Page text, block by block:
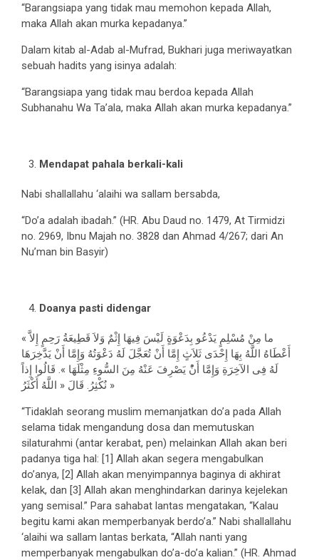
“Barangsiapa yang tidak mau memohon kepada Allah,
maka Allah akan murka kepadanya.”
Dalam kitab al-Adab al-Mufrad, Bukhari juga meriwayatkan
sebuah hadits yang isinya adalah:
“Barangsiapa yang tidak mau berdoa kepada Allah
Subhanahu Wa Ta’ala, maka Allah akan murka kepadanya.”
Mendapat pahala berkali-kali
Nabi shallallahu ‘alaihi wa sallam bersabda,
“Do’a adalah ibadah.” (HR. Abu Daud no. 1479, At Tirmidzi
no. 2969, Ibnu Majah no. 3828 dan Ahmad 4/267; dari An
Nu’man bin Basyir)
Doanya pasti didengar
« ما مِنْ مُسْلِمٍ يَدْعُو بِدَعْوَةٍ لَيْسَ فِيهَا إِثْمٌ وَلاَ قَطِيعَةُ رَحِمٍ إِلاَّ
أَعْطَاهُ اللَّهُ بِهَا إِحْدَى ثَلاَثٍ إِمَّا أَنْ تُعَجَّلَ لَهُ دَعْوَتُهُ وَإِمَّا أَنْ يَدَّخِرَهَا
لَهُ فِى الآخِرَةِ وَإِمَّا أَنُْ يَصْرِفَ عَنْهُ مِنَ السُّوءِ مِثْلَهَا ». قَالُوا إِذاً
نُكْثِرُ. قَالَ « اللَّهُ أَكْثَرُ »
“Tidaklah seorang muslim memanjatkan do’a pada Allah
selama tidak mengandung dosa dan memutuskan
silaturahmi (antar kerabat, pen) melainkan Allah akan beri
padanya tiga hal: [1] Allah akan segera mengabulkan
do’anya, [2] Allah akan menyimpannya baginya di akhirat
kelak, dan [3] Allah akan menghindarkan darinya kejelekan
yang semisal.” Para sahabat lantas mengatakan, “Kalau
begitu kami akan memperbanyak berdo’a.” Nabi shallallahu
‘alaihi wa sallam lantas berkata, “Allah nanti yang
memperbanyak mengabulkan do’a-do’a kalian.” (HR. Ahmad